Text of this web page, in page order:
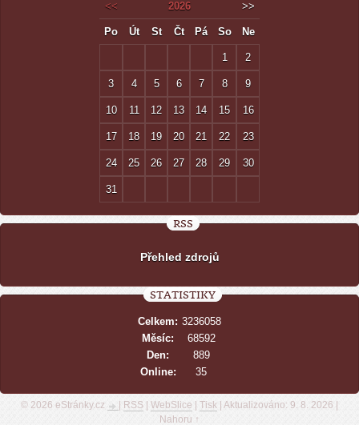
<< 2026 >>
Po Út St Čt Pá So Ne
1 2
3 4 5 6 7 8 9
10 11 12 13 14 15 16
17 18 19 20 21 22 23
24 25 26 27 28 29 30
31
RSS
Přehled zdrojů
STATISTIKY
Online: 35
Celkem: 3236058
Měsíc:
68592
Den:
889
© 2026 eStránky.cz RSS WebSlice Tisk Aktualizováno: 9. 8. 2026
Nahoru ↑